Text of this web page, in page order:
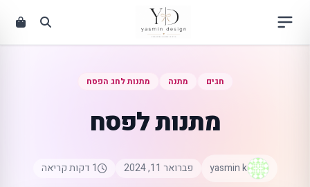
לתוכן
חגים מתנה מתנות לחג הפסח
מתנות לפסח
yasmin k פברואר 11, 2024 1 דקות קריאה